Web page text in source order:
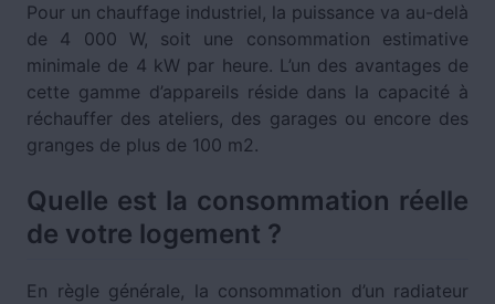
Pour un chauffage industriel, la puissance va au-delà
de 4 000 W, soit une consommation estimative
minimale de 4 kW par heure. L’un des avantages de
cette gamme d’appareils réside dans la capacité à
réchauffer des ateliers, des garages ou encore des
granges de plus de 100 m2.
Quelle est la consommation réelle
de votre logement ?
En règle générale, la consommation d’un radiateur